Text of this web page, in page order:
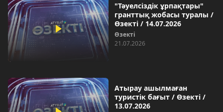
"Тәуелсіздік ұрпақтары"
гранттық жобасы туралы /
Өзекті / 14.07.2026
Өзекті
21.07.2026
Атырау ашылмаған
туристік бағыт / Өзекті /
13.07.2026